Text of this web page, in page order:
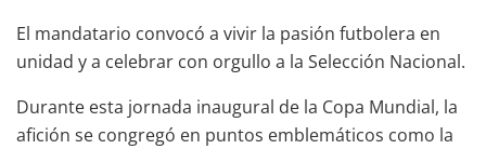
El mandatario convocó a vivir la pasión futbolera en
unidad y a celebrar con orgullo a la Selección Nacional.
Durante esta jornada inaugural de la Copa Mundial, la
afición se congregó en puntos emblemáticos como la